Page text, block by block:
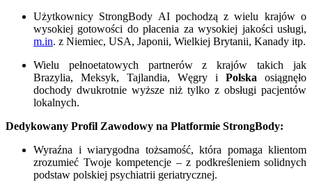
Użytkownicy StrongBody AI pochodzą z wielu krajów o
wysokiej gotowości do płacenia za wysokiej jakości usługi,
m.in. z Niemiec, USA, Japonii, Wielkiej Brytanii, Kanady itp.
Wielu pełnoetatowych partnerów z krajów takich jak
Brazylia, Meksyk, Tajlandia, Węgry i Polska osiągnęło
dochody dwukrotnie wyższe niż tylko z obsługi pacjentów
lokalnych.
Dedykowany Profil Zawodowy na Platformie StrongBody:
Wyraźna i wiarygodna tożsamość, która pomaga klientom
zrozumieć Twoje kompetencje – z podkreśleniem solidnych
podstaw polskiej psychiatrii geriatrycznej.